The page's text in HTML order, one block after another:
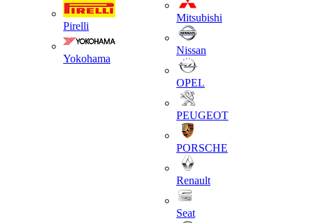
Pirelli
Yokohama
Mitsubishi
Nissan
OPEL
PEUGEOT
PORSCHE
Renault
Seat